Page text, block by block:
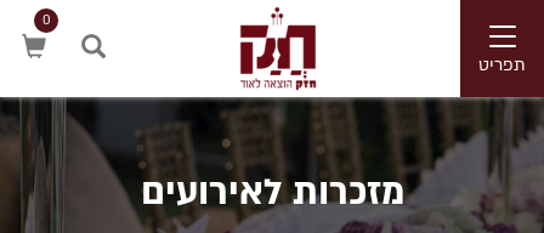
Toggle
navigationתפריט
0
מזכרות לאירועים